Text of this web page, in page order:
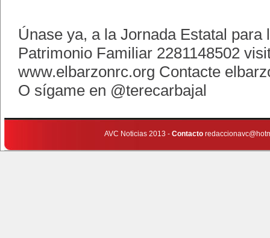
Únase ya, a la Jornada Estatal para
Patrimonio Familiar 2281148502
www.elbarzonrc.org Contacte
O sígame en @terecarbajal
AVC Noticias 2013 - Contacto